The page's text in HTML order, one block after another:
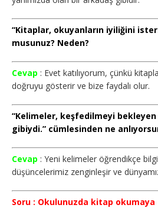
“Kitaplar, okuyanların iyiliğini
musunuz? Neden?
Cevap : Evet katılıyorum, çünkü
doğruyu gösterir ve bize faydalı olur.
“Kelimeler, keşfedilmeyi
gibiydi.” cümlesinden ne
Cevap : Yeni kelimeler öğrendikçe
düşüncelerimiz zenginleşir ve
Soru : Okulunuzda kitap